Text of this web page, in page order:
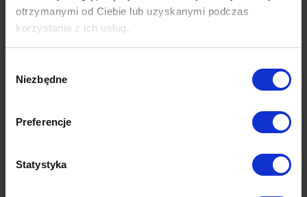
otrzymanymi od Ciebie lub uzyskanymi podczas
korzystania z ich usług.
zgody
Niezbędne
Preferencje
Statystyka